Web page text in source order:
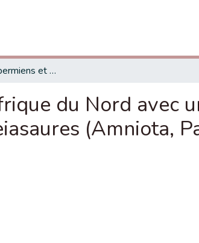
Les vertébrés permiens et triasiques d’Afrique du Nord avec une description ne nouveaux Parareptiles Preiasaures (Amniota, Parareptila, Pareiasauria) du Premien du Maroc
du Nord avec
(Amniota,